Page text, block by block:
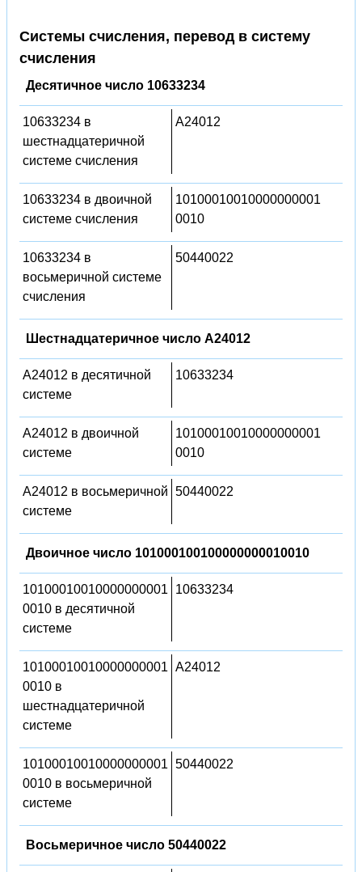
Системы счисления, перевод в систему
счисления
Десятичное число 10633234
10633234 в
шестнадцатеричной
системе счисления
A24012
10633234 в двоичной
системе счисления
10100010010000000001
0010
10633234 в
восьмеричной системе
счисления
50440022
Шестнадцатеричное число A24012
A24012 в десятичной
системе
10633234
A24012 в двоичной
системе
10100010010000000001
0010
A24012 в восьмеричной
системе
50440022
Двоичное число 101000100100000000010010
10100010010000000001
0010 в десятичной
системе
10633234
10100010010000000001
0010 в
шестнадцатеричной
системе
A24012
10100010010000000001
0010 в восьмеричной
системе
50440022
Восьмеричное число 50440022